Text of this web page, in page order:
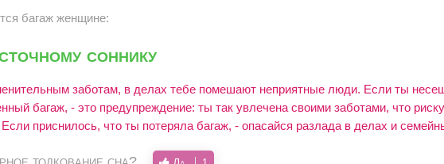
багаж женщине:
соннику
заботам, в делах тебе помешают неприятные люди. Если ты
багаж, - это предупреждение: ты так увлечена своими заботами, что
Если приснилось, что ты потеряла багаж, - опасайся разлада в делах и